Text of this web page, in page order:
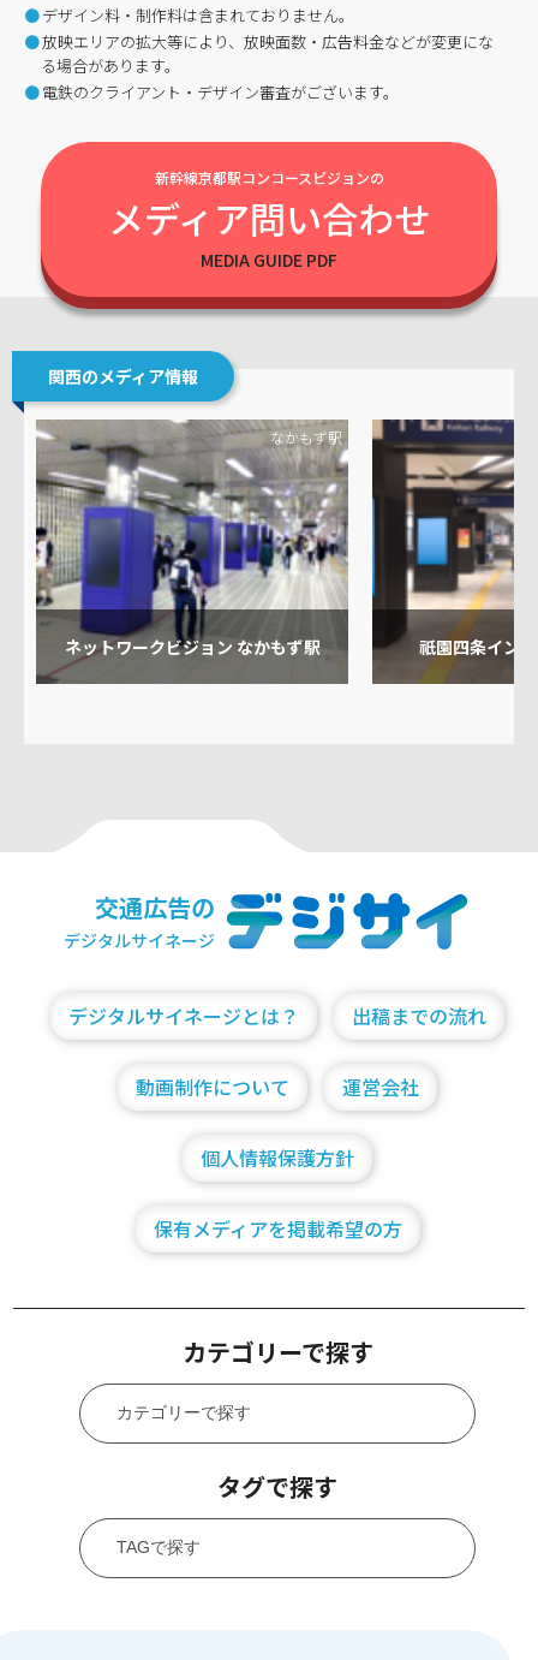
デザイン料・制作料は含まれておりません。
放映エリアの拡大等により、放映面数・広告料金などが変更にな
る場合があります。
電鉄のクライアント・デザイン審査がございます。
新幹線京都駅コンコースビジョンの
メディア問い合わせ
関西のメディア情報
ネットワークビジョン なかもず駅
なかもず駅
祇園四条イン
交通広告の
デジタルサイネージ
デジタルサイネージとは？ 出稿までの流れ
動画制作について 運営会社
個人情報保護方針
保有メディアを掲載希望の方
カテゴリーで探す
タグで探す